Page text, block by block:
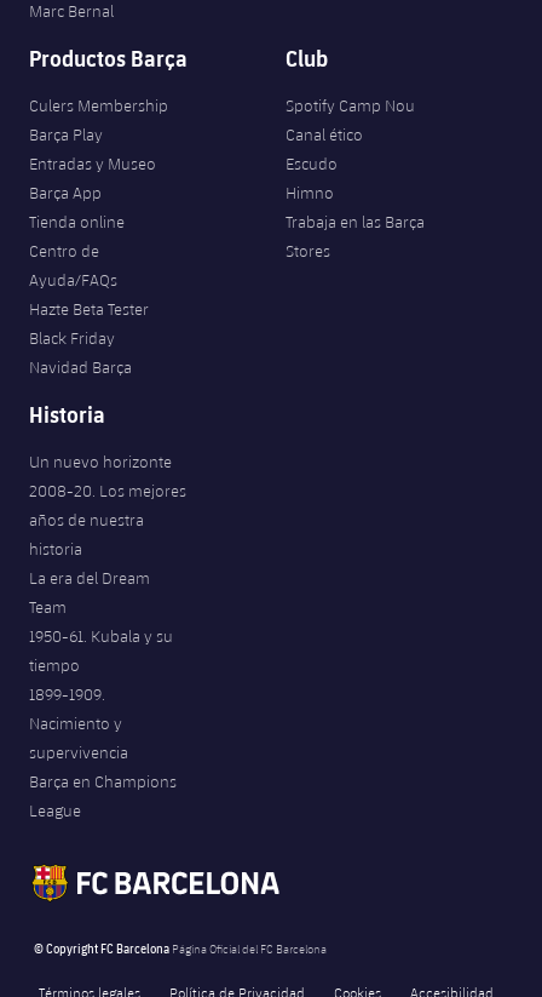
Marc Bernal
Productos Barça
Culers Membership
Barça Play
Entradas y Museo
Barça App
Tienda online
Centro de
Ayuda/FAQs
Hazte Beta Tester
Black Friday
Navidad Barça
Club
Spotify Camp Nou
Canal ético
Escudo
Himno
Trabaja en las Barça
Stores
Historia
Un nuevo horizonte
2008-20. Los mejores
años de nuestra
historia
La era del Dream
Team
1950-61. Kubala y su
tiempo
1899-1909.
Nacimiento y
supervivencia
Barça en Champions
League
© Copyright FC Barcelona Página Oficial del FC Barcelona
Términos legales Política de Privacidad Cookies Accesibilidad